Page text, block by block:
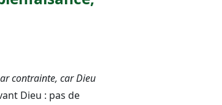
contrainte, car Dieu
Dieu : pas de